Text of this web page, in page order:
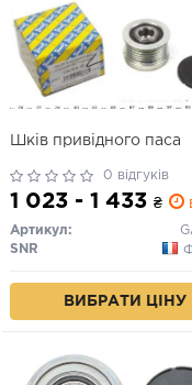
Шків привідного паса
0 відгуків
1 023 - 1 433 ₴
Артикул:
SNR
ВИБРАТИ ЦІНУ